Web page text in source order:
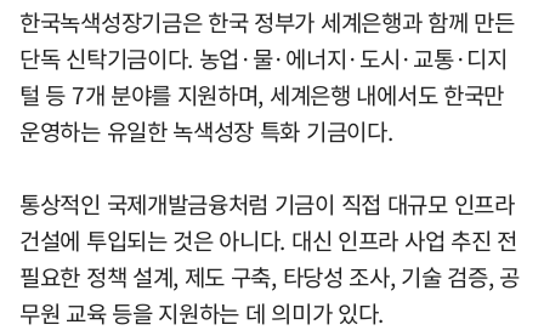
한국녹색성장기금은 한국 정부가 세계은행과 함께 만든
단독 신탁기금이다. 농업·물·에너지·도시·교통·디지
털 등 7개 분야를 지원하며, 세계은행 내에서도 한국만
운영하는 유일한 녹색성장 특화 기금이다.
통상적인 국제개발금융처럼 기금이 직접 대규모 인프라
건설에 투입되는 것은 아니다. 대신 인프라 사업 추진 전
필요한 정책 설계, 제도 구축, 타당성 조사, 기술 검증, 공
무원 교육 등을 지원하는 데 의미가 있다.